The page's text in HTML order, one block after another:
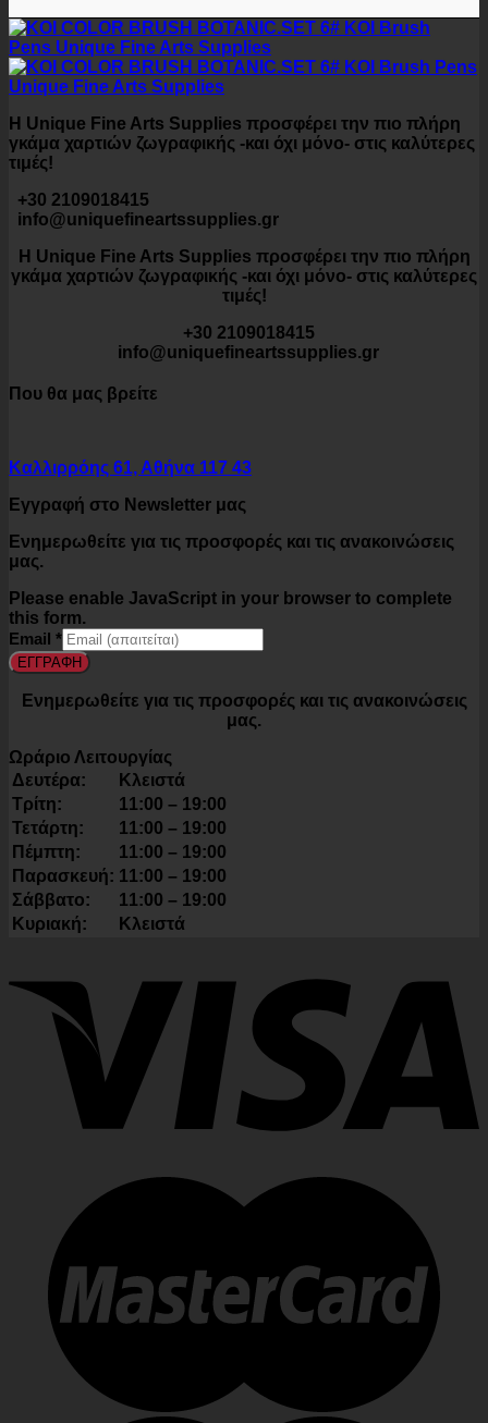
Η Unique Fine Arts Supplies προσφέρει την πιο πλήρη
γκάμα χαρτιών ζωγραφικής -και όχι μόνο- στις καλύτερες
τιμές!
+30 2109018415
info@uniquefineartssupplies.gr
Η Unique Fine Arts Supplies προσφέρει την πιο πλήρη
γκάμα χαρτιών ζωγραφικής -και όχι μόνο- στις καλύτερες
τιμές!
+30 2109018415
info@uniquefineartssupplies.gr
Που θα μας βρείτε
Καλλιρρόης 61, Αθήνα 117 43
Εγγραφή στο Newsletter μας
Ενημερωθείτε για τις προσφορές και τις ανακοινώσεις
μας.
Please enable JavaScript in your browser to complete
this form.
Email *
ΕΓΓΡΑΦΗ
Ενημερωθείτε για τις προσφορές και τις ανακοινώσεις
μας.
Ωράριο Λειτουργίας
Δευτέρα:
Κλειστά
Τρίτη:
11:00 – 19:00
Τετάρτη:
11:00 – 19:00
Πέμπτη:
11:00 – 19:00
Παρασκευή: 11:00 – 19:00
Σάββατο:
11:00 – 19:00
Κυριακή:
Κλειστά